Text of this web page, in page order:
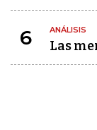
6 ANÁLISIS
Las